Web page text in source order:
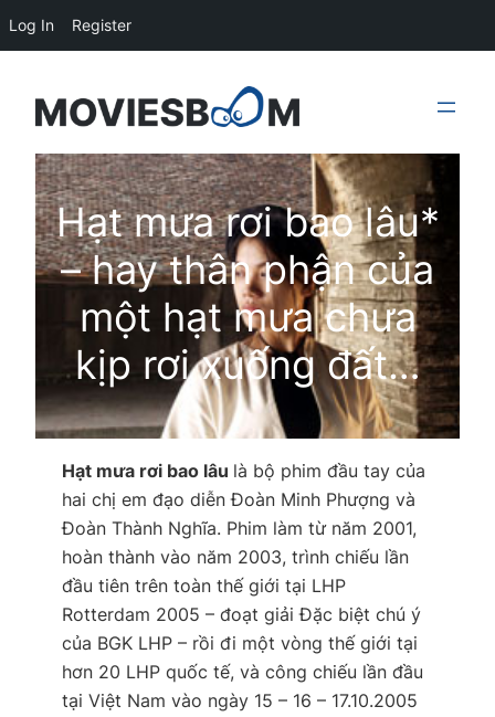
content
Hạt mưa rơi bao lâu*
– hay thân phận của
một hạt mưa chưa
kịp rơi xuống đất…
Hạt mưa rơi bao lâu là bộ phim đầu tay của
hai chị em đạo diễn Đoàn Minh Phượng và
Đoàn Thành Nghĩa. Phim làm từ năm 2001,
hoàn thành vào năm 2003, trình chiếu lần
đầu tiên trên toàn thế giới tại LHP
Rotterdam 2005 – đoạt giải Đặc biệt chú ý
của BGK LHP – rồi đi một vòng thế giới tại
hơn 20 LHP quốc tế, và công chiếu lần đầu
tại Việt Nam vào ngày 15 – 16 – 17.10.2005
Log In Register